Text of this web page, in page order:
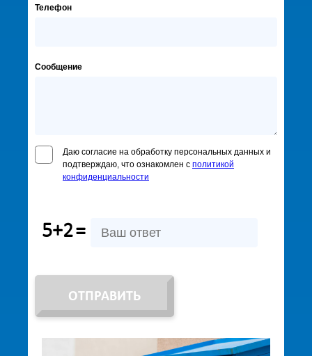
Телефон
Сообщение
Даю согласие на обработку персональных данных и
подтверждаю, что ознакомлен с политикой
конфиденциальности
5+2=
ОТПРАВИТЬ